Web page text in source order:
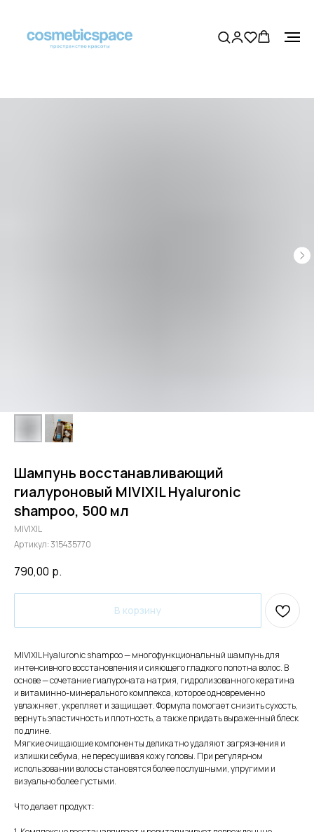
Шампунь восстанавливающий
гиалуроновый MIVIXIL Hyaluronic
shampoo, 500 мл
MIVIXIL
Артикул:315435770
790,00 р.
В корзину
MIVIXIL Hyaluronic shampoo — многофункциональный шампунь для
интенсивного восстановления и сияющего гладкого полотна волос. В
основе — сочетание гиалуроната натрия, гидролизованного кератина
и витаминно-минерального комплекса, которое одновременно
увлажняет, укрепляет и защищает. Формула помогает снизить сухость,
вернуть эластичность и плотность, а также придать выраженный блеск
по длине.
Мягкие очищающие компоненты деликатно удаляют загрязнения и
излишки себума, не пересушивая кожу головы. При регулярном
использовании волосы становятся более послушными, упругими и
визуально более густыми.
Что делает продукт: